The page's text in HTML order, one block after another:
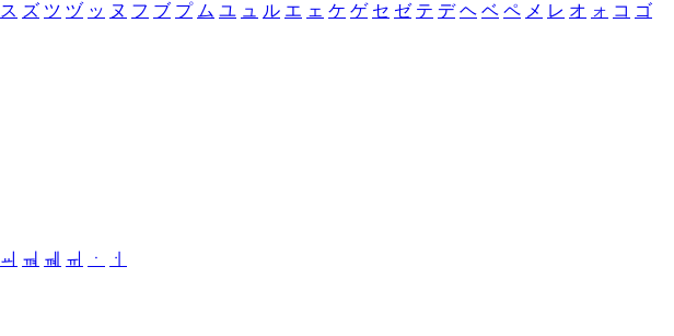
ス ズ ツ ヅ ッ ヌ フ ブ プ ム ユ ュ ル エ ェ ケ ゲ セ ゼ テ デ ヘ ベ ペ メ レ オ ォ コ ゴ
ㆉ ㆊ ㆋ ㆌ ㆍ
ㆎ